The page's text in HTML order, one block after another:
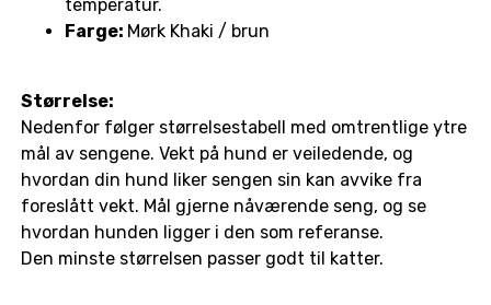
temperatur.
Farge: Mørk Khaki / brun
Størrelse:
Nedenfor følger størrelsestabell med omtrentlige ytre
mål av sengene. Vekt på hund er veiledende, og
hvordan din hund liker sengen sin kan avvike fra
foreslått vekt. Mål gjerne nåværende seng, og se
hvordan hunden ligger i den som referanse.
Den minste størrelsen passer godt til katter.